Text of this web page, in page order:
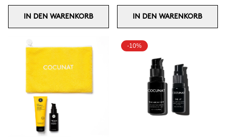
IN DEN WARENKORB IN DEN WARENKORB
-10%